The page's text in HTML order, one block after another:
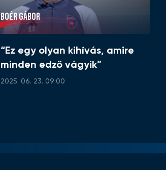
BOÉR GÁBOR
“Ez egy olyan kihívás, amire
minden edző vágyik”
2025. 06. 23. 09:00